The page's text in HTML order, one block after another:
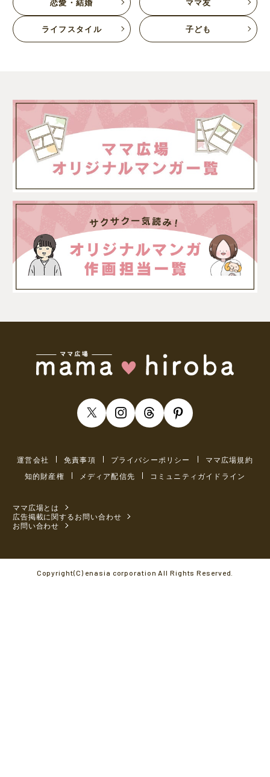
恋愛・結婚 ママ友
ライフスタイル 子ども
運営会社 免責事項 プライバシーポリシー
ママ広場規約
知的財産権
メディア配信先 コミュニティガイドライン
ママ広場とは
広告掲載に関するお問い合わせ
お問い合わせ
Copyright(C) enasia corporation All Rights Reserved.